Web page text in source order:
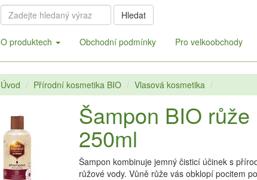
Hledat
O produktech Obchodní podmínky Pro velkoobchody
Úvod Přírodní kosmetika BIO Vlasová kosmetika
Šampon BIO
250ml
Šampon kombinuje jemný čisticí účinek s
růžové vody. Vůně růže vás obklopí pocitem